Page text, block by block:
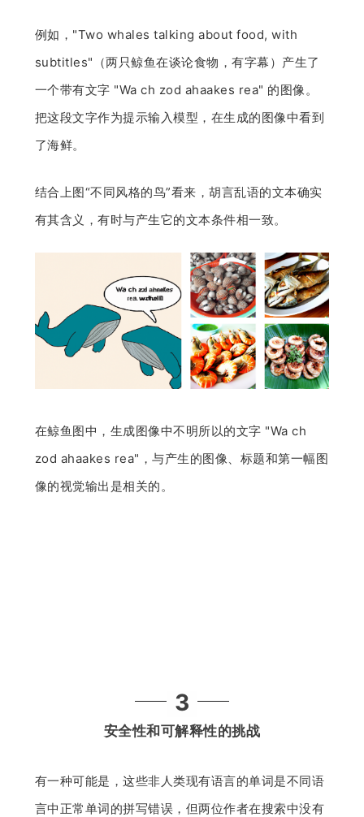
例如，"Two whales talking about food, with
subtitles"（两只鲸鱼在谈论食物，有字幕）产生了
一个带有文字 "Wa ch zod ahaakes rea" 的图像。
把这段文字作为提示输入模型，在生成的图像中看到
了海鲜。
结合上图“不同风格的鸟”看来，胡言乱语的文本确实
有其含义，有时与产生它的文本条件相一致。
在鲸鱼图中，生成图像中不明所以的文字 "Wa ch
zod ahaakes rea"，与产生的图像、标题和第一幅图
像的视觉输出是相关的。
3
安全性和可解释性的挑战
有一种可能是，这些非人类现有语言的单词是不同语
言中正常单词的拼写错误，但两位作者在搜索中没有